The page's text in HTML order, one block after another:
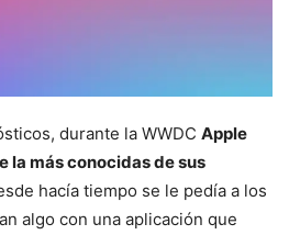
durante la WWDC Apple
la más conocidas de sus
hacía tiempo se le pedía a los
algo con una aplicación que